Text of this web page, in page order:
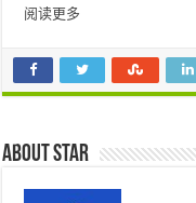
阅读更多
About star